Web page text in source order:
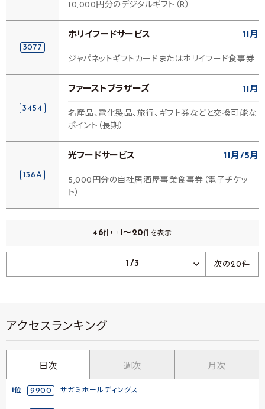
10,000円分のデジタルギフト（R）
3077
ホリイフードサービス 11月
ジャパネットギフトカードまたはホリイフード食事券
3454
ファーストブラザーズ 11月
名産品、電化製品、旅行、ギフト券などと交換可能な
ポイント（長期）
138A
光フードサービス 11月 5月
5,000円分の自社居酒屋事業食事券（電子チケッ
ト）
46件中 1～20件を表示
1/3 次の20件
アクセスランキング
日次 週次 月次
1位 9900 サガミホールディングス